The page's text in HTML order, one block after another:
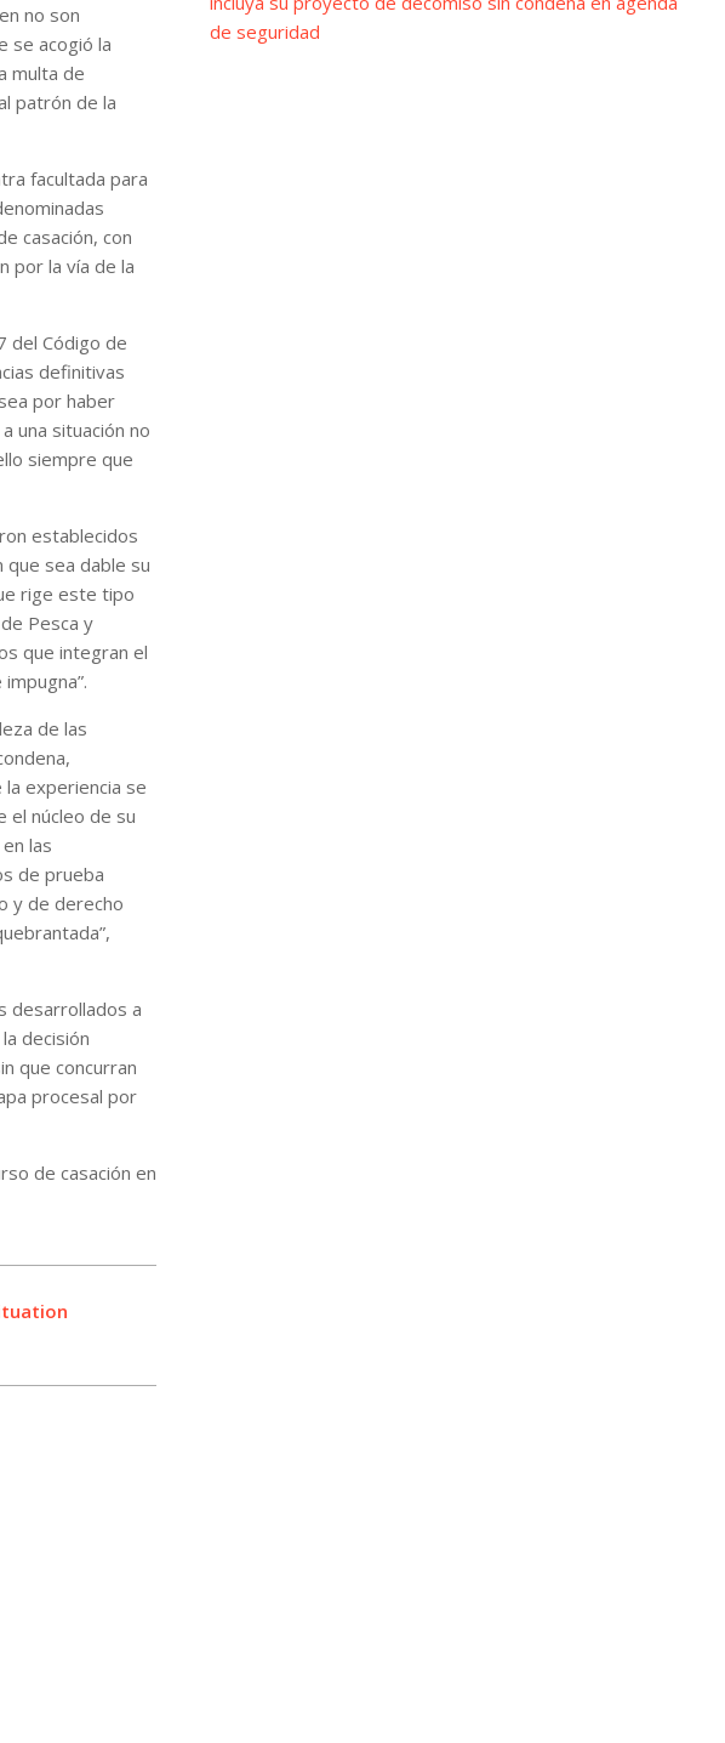
no son
se acogió la
multa de
patrón de la
facultada para
casación, con
por la vía de la
del Código de
definitivas
por haber
una situación no
siempre que
establecidos
que sea dable su
rige este tipo
Pesca y
que integran el
de las
experiencia se
el núcleo de su
las
de prueba
y de derecho
desarrollados a
decisión
que concurran
procesal por
de casación en
de seguridad